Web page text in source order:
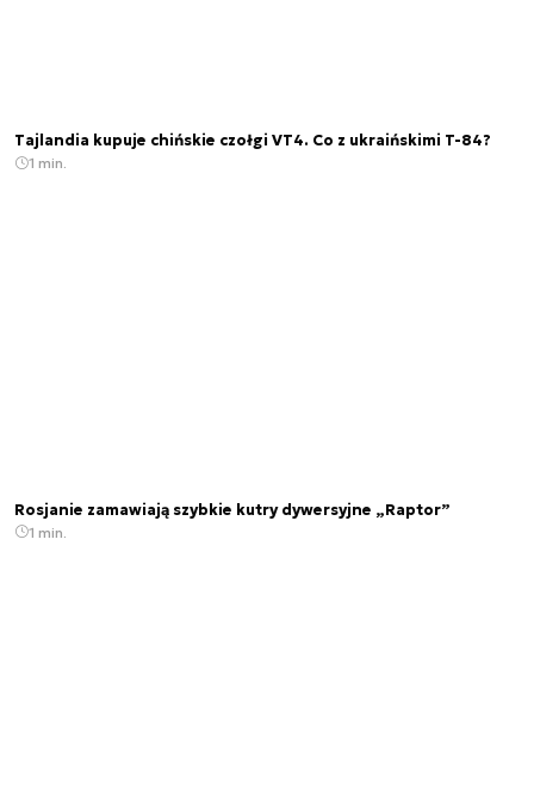
Tajlandia kupuje chińskie czołgi VT4. Co z ukraińskimi T-84?
1 min.
Rosjanie zamawiają szybkie kutry dywersyjne „Raptor”
1 min.